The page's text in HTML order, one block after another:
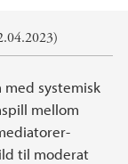
med systemisk
mellom
til moderat